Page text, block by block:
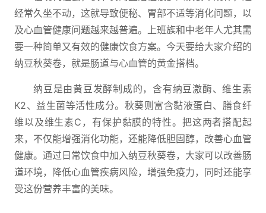
经常久坐不动，这就导致便秘、胃部不适等消化问题，以
及心血管健康问题越来越普遍。上班族和中老年人尤其需
要一种简单又有效的健康饮食方案。今天要给大家介绍的
纳豆秋葵卷，就是肠道与心血管的黄金搭档。
纳豆是由黄豆发酵制成的，含有纳豆激酶、维生素
K2、益生菌等活性成分。秋葵则富含黏液蛋白、膳食纤
维以及维生素C，有保护黏膜的特性。把这两者搭配起
来，不仅能增强消化功能，还能降低胆固醇，改善心血管
健康。通过日常饮食中加入纳豆秋葵卷，大家可以改善肠
道环境，降低心血管疾病风险，增强免疫力，同时还能享
受这份营养丰富的美味。